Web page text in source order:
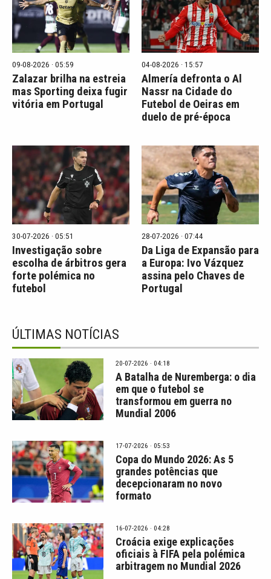
09-08-2026 · 05:59
Zalazar brilha na estreia
mas Sporting deixa fugir
vitória em Portugal
04-08-2026 · 15:57
Almería defronta o Al
Nassr na Cidade do
Futebol de Oeiras em
duelo de pré-época
30-07-2026 · 05:51
Investigação sobre
escolha de árbitros gera
forte polémica no
futebol
28-07-2026 · 07:44
Da Liga de Expansão para
a Europa: Ivo Vázquez
assina pelo Chaves de
Portugal
ÚLTIMAS NOTÍCIAS
20-07-2026 · 04:18
A Batalha de Nuremberga: o dia
em que o futebol se
transformou em guerra no
Mundial 2006
17-07-2026 · 05:53
Copa do Mundo 2026: As 5
grandes potências que
decepcionaram no novo
formato
16-07-2026 · 04:28
Croácia exige explicações
oficiais à FIFA pela polémica
arbitragem no Mundial 2026